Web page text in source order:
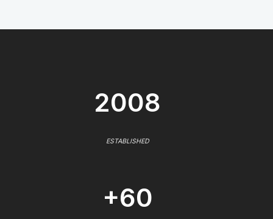
2008
ESTABLISHED
+60